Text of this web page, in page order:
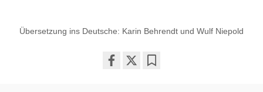
Übersetzung ins Deutsche: Karin Behrendt und Wulf Niepold